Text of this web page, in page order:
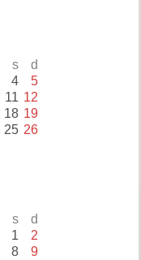
s d
4 5
11 12
18 19
25 26
s d
1 2
8 9